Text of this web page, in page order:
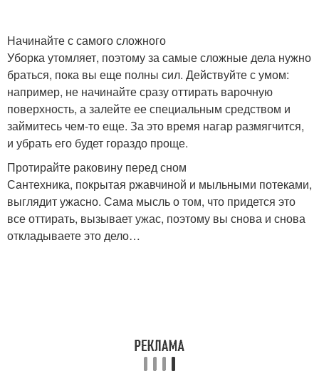
Начинайте с самого сложного
Уборка утомляет, поэтому за самые сложные дела нужно
браться, пока вы еще полны сил. Действуйте с умом:
например, не начинайте сразу оттирать варочную
поверхность, а залейте ее специальным средством и
займитесь чем-то еще. За это время нагар размягчится,
и убрать его будет гораздо проще.
Протирайте раковину перед сном
Сантехника, покрытая ржавчиной и мыльными потеками,
выглядит ужасно. Сама мысль о том, что придется это
все оттирать, вызывает ужас, поэтому вы снова и снова
откладываете это дело…